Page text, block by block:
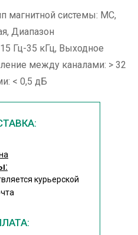
магнитной системы: МС,
Диапазон
Гц-35 кГц, Выходное
между каналами: > 32
< 0,5 дБ
курьерской